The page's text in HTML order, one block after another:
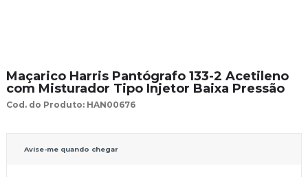
Maçarico Harris Pantógrafo 133-2 Acetileno
com Misturador Tipo Injetor Baixa Pressão
Cod. do Produto: HAN00676
Avise-me quando chegar